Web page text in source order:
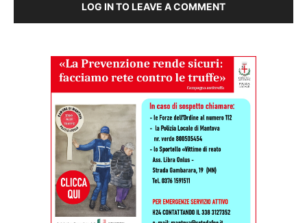
LOG IN TO LEAVE A COMMENT